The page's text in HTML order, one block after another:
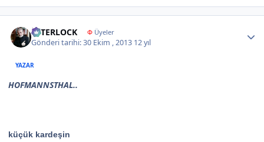
İNTERLOCK ΦÜyeler
Gönderi tarihi:30 Ekim , 2013 12 yıl
YAZAR
HOFMANNSTHAL..
küçük kardeşin